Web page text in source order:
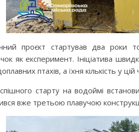
проєкт стартував два роки
як експеримент. Ініціатива
птахів, а їхня кількість у
старту на водоймі
вже третьою плавучою